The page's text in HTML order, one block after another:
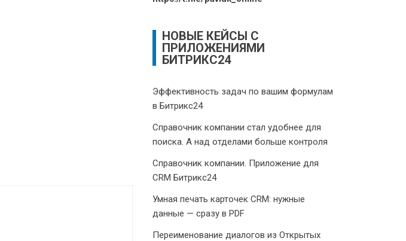
НОВЫЕ КЕЙСЫ С
ПРИЛОЖЕНИЯМИ
БИТРИКС24
Эффективность задач по вашим формулам
в Битрикс24
Справочник компании стал удобнее для
поиска. А над отделами больше контроля
Справочник компании. Приложение для
CRM Битрикс24
Умная печать карточек CRM: нужные
данные — сразу в PDF
Переименование диалогов из Открытых